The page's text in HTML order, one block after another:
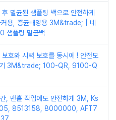
멸균된 샘플링 백으로 안전하게
커용, 증균배양용 3M&trade; | 네
샘플링 멸균백
호와 시력 보호를 동시에 ! 안전모
기 3M&trade; 100-QR, 9100-Q
, 맨홀 작업에도 안전하게 3M, Ks
8513158, 8000000, AFT7